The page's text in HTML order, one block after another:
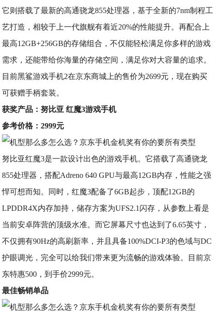
它则搭载了最新的高通骁龙855处理器，基于全新的7nm制程工
艺打造，相较于上一代旗舰有着近20%的性能提升。再配合上
最高12GB+256GB的存储组合，不仅能轻松满足你多样的游戏
需求，还能带给你海量的存储空间，满足你对大容量的追求。
目前黑鲨游戏手机2在京东商城上的售价为2699元，现在购买
可获赠手柄套装。
获奖产品：努比亚 红魔3游戏手机
参考价格：2999元
努比亚红魔3是一款设计出色的游戏手机。它搭载了高通骁龙
855处理器，搭配Adreno 640 GPU与最高12GB内存，性能之强
悍可想而知。同时，红魔3配备了6GB起步，顶配12GB的
LPDDR4X内存加持，储存方案为UFS2.1闪存，从参数上看是
当前安卓阵营的顶级水准。而它屏幕尺寸也达到了6.65英寸，
不仅拥有90Hz的高刷新率，并且具备100%DCI-P3的色域与DC
护眼调光，完全可以给我们带来更为流畅的游戏体验。目前京
东特惠500，到手价2999元。
最佳畅销单品